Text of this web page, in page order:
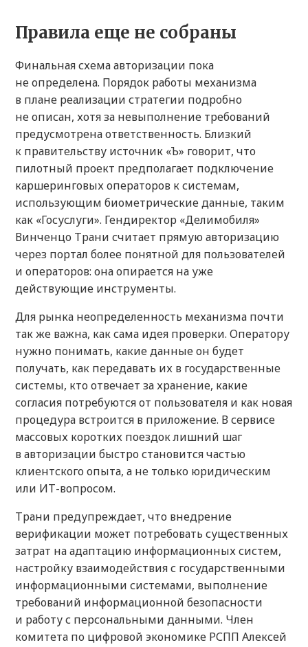
Правила еще не собраны
Финальная схема авторизации пока
не определена. Порядок работы механизма
в плане реализации стратегии подробно
не описан, хотя за невыполнение требований
предусмотрена ответственность. Близкий
к правительству источник «Ъ» говорит, что
пилотный проект предполагает подключение
каршеринговых операторов к системам,
использующим биометрические данные, таким
как «Госуслуги». Гендиректор «Делимобиля»
Винченцо Трани считает прямую авторизацию
через портал более понятной для пользователей
и операторов: она опирается на уже
действующие инструменты.
Для рынка неопределенность механизма почти
так же важна, как сама идея проверки. Оператору
нужно понимать, какие данные он будет
получать, как передавать их в государственные
системы, кто отвечает за хранение, какие
согласия потребуются от пользователя и как новая
процедура встроится в приложение. В сервисе
массовых коротких поездок лишний шаг
в авторизации быстро становится частью
клиентского опыта, а не только юридическим
или ИТ-вопросом.
Трани предупреждает, что внедрение
верификации может потребовать существенных
затрат на адаптацию информационных систем,
настройку взаимодействия с государственными
информационными системами, выполнение
требований информационной безопасности
и работу с персональными данными. Член
комитета по цифровой экономике РСПП Алексей